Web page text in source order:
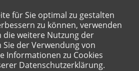
für Sie optimal zu gestalten
zu können, verwenden
die weitere Nutzung der
der Verwendung von
Informationen zu Cookies
Datenschutzerklärung.